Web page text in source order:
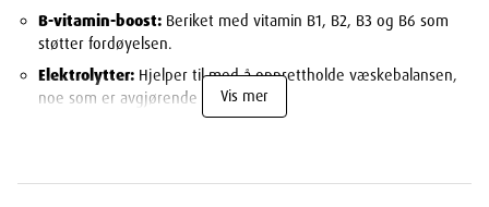
B-vitamin-boost: Beriket med vitamin B1, B2, B3 og B6 som
støtter fordøyelsen.
Elektrolytter: Hjelper til med å opprettholde væskebalansen,
noe som er avgjørende etter diaré.
generelle immunsystemet.
Vis mer